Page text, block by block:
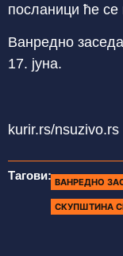
посланици ће
Ванредно
17. јуна.
kurir.rs/nsuzivo.rs
Тагови: ВАНРЕДНО
СКУПШТИНА